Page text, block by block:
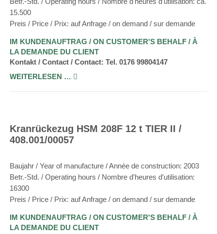
15.500
Preis / Price / Prix: auf Anfrage / on demand / sur demande
IM KUNDENAUFTRAG / ON CUSTOMER'S BEHALF / À
LA DEMANDE DU CLIENT
Kontakt / Contact / Contact: Tel. 0176 99804147
WEITERLESEN …
Kranrückezug HSM 208F 12 t TIER II /
408.001/00057
Baujahr / Year of manufacture / Année de construction: 2003
Betr.-Std. / Operating hours / Nombre d'heures d'utilisation:
16300
Preis / Price / Prix: auf Anfrage / on demand / sur demande
IM KUNDENAUFTRAG / ON CUSTOMER'S BEHALF / À
LA DEMANDE DU CLIENT